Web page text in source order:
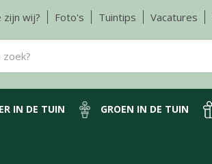
zijn wij? Foto's Tuintips Vacatures
IN DE TUIN GROEN IN DE TUIN